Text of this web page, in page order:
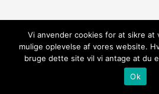
Vi anvender cookies for at sikre at
mulige oplevelse af vores website.
bruge dette site vil vi antage at du
Ok